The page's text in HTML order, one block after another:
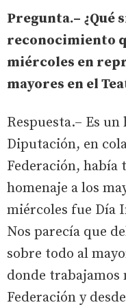
Pregunta.– ¿Qué
reconocimiento
miércoles en
mayores en el
Respuesta.– Es
Diputación, en
Federación, había
homenaje a los
miércoles fue Día
Nos parecía que
sobre todo al
donde trabajamos
Federación y